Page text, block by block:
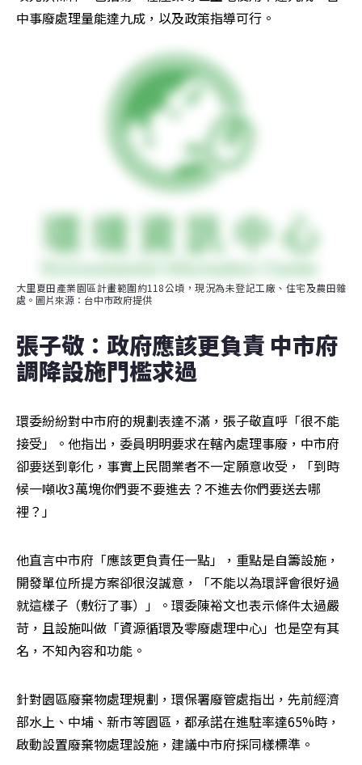
中事廢處理量能達九成，以及政策指導可行。
大里夏田產業園區計畫範圍約118公頃，現況為未登記工廠、住宅及農田雜
處。圖片來源：台中市政府提供
張子敬：政府應該更負責 中市府
調降設施門檻求過
環委紛紛對中市府的規劃表達不滿，張子敬直呼「很不能
接受」。他指出，委員明明要求在轄內處理事廢，中市府
卻要送到彰化，事實上民間業者不一定願意收受，「到時
候一噸收3萬塊你們要不要進去？不進去你們要送去哪
裡？」
他直言中市府「應該更負責任一點」，重點是自籌設施，
開發單位所提方案卻很沒誠意，「不能以為環評會很好過
就這樣子（敷衍了事）」。環委陳裕文也表示條件太過嚴
苛，且設施叫做「資源循環及零廢處理中心」也是空有其
名，不知內容和功能。
針對園區廢棄物處理規劃，環保署廢管處指出，先前經濟
部水上、中埔、新市等園區，都承諾在進駐率達65%時，
啟動設置廢棄物處理設施，建議中市府採同樣標準。